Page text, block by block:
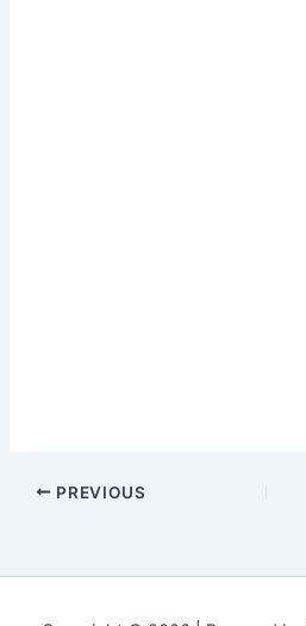
PREVIOUS